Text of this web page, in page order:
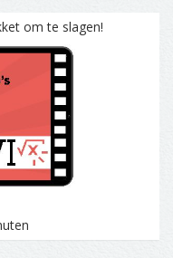
om te slagen!